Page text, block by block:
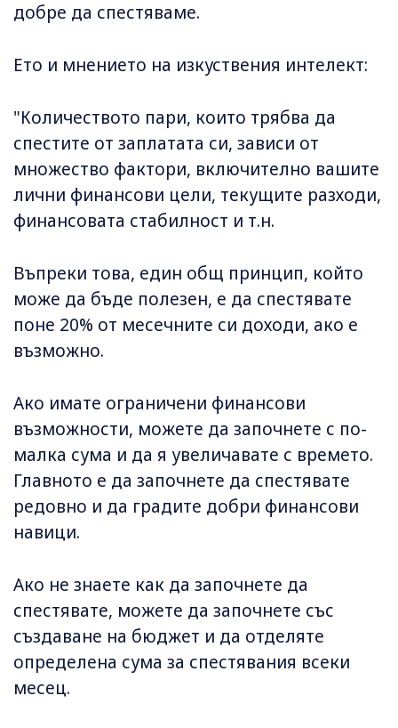
добре да спестяваме.
Ето и мнението на изкуствения интелект:
"Количеството пари, които трябва да
спестите от заплатата си, зависи от
множество фактори, включително вашите
лични финансови цели, текущите разходи,
финансовата стабилност и т.н.
Въпреки това, един общ принцип, който
може да бъде полезен, е да спестявате
поне 20% от месечните си доходи, ако е
възможно.
Ако имате ограничени финансови
възможности, можете да започнете с по-
малка сума и да я увеличавате с времето.
Главното е да започнете да спестявате
редовно и да градите добри финансови
навици.
Ако не знаете как да започнете да
спестявате, можете да започнете със
създаване на бюджет и да отделяте
определена сума за спестявания всеки
месец.